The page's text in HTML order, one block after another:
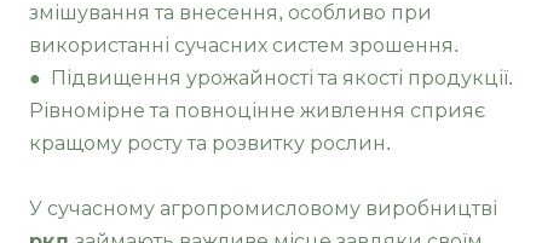
змішування та внесення, особливо при
використанні сучасних систем зрошення.
● Підвищення урожайності та якості продукції.
Рівномірне та повноцінне живлення сприяє
кращому росту та розвитку рослин.
У сучасному агропромисловому виробництві